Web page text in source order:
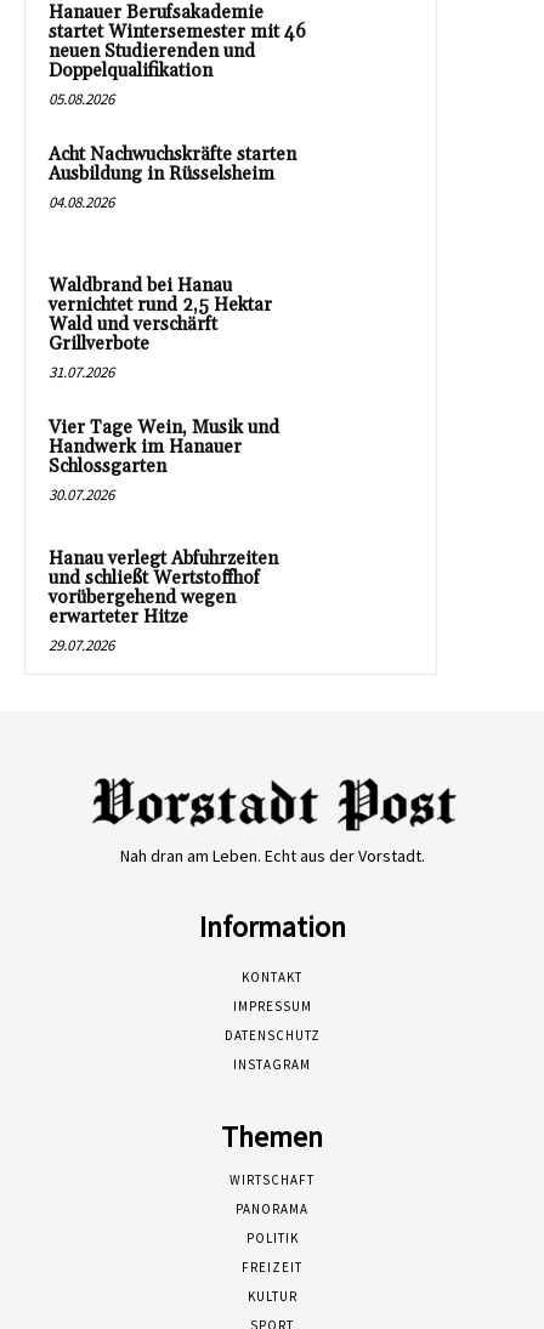
Hanauer Berufsakademie
startet Wintersemester mit 46
neuen Studierenden und
Doppelqualifikation
05.08.2026
Acht Nachwuchskräfte starten
Ausbildung in Rüsselsheim
04.08.2026
Waldbrand bei Hanau
vernichtet rund 2,5 Hektar
Wald und verschärft
Grillverbote
31.07.2026
Vier Tage Wein, Musik und
Handwerk im Hanauer
Schlossgarten
30.07.2026
Hanau verlegt Abfuhrzeiten
und schließt Wertstoffhof
vorübergehend wegen
erwarteter Hitze
29.07.2026
Nah dran am Leben. Echt aus der Vorstadt.
Information
KONTAKT
IMPRESSUM
DATENSCHUTZ
INSTAGRAM
Themen
WIRTSCHAFT
PANORAMA
POLITIK
FREIZEIT
KULTUR